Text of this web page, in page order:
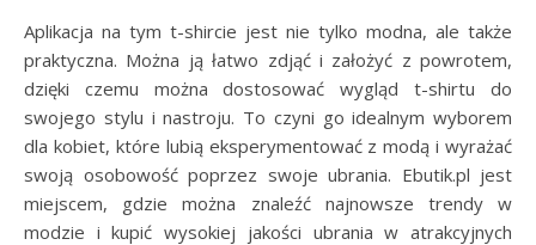
Aplikacja na tym t-shircie jest nie tylko modna, ale także
praktyczna. Można ją łatwo zdjąć i założyć z powrotem,
dzięki czemu można dostosować wygląd t-shirtu do
swojego stylu i nastroju. To czyni go idealnym wyborem
dla kobiet, które lubią eksperymentować z modą i wyrażać
swoją osobowość poprzez swoje ubrania. Ebutik.pl jest
miejscem, gdzie można znaleźć najnowsze trendy w
modzie i kupić wysokiej jakości ubrania w atrakcyjnych